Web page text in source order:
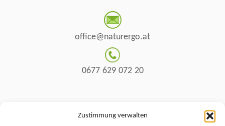
Zustimmung verwalten
office@naturergo.at
0677 629 072 20
Simone Söser